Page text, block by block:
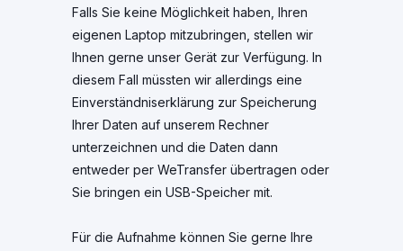
Falls Sie keine Möglichkeit haben, Ihren
eigenen Laptop mitzubringen, stellen wir
Ihnen gerne unser Gerät zur Verfügung. In
diesem Fall müssten wir allerdings eine
Einverständniserklärung zur Speicherung
Ihrer Daten auf unserem Rechner
unterzeichnen und die Daten dann
entweder per WeTransfer übertragen oder
Sie bringen ein USB-Speicher mit.
Für die Aufnahme können Sie gerne Ihre